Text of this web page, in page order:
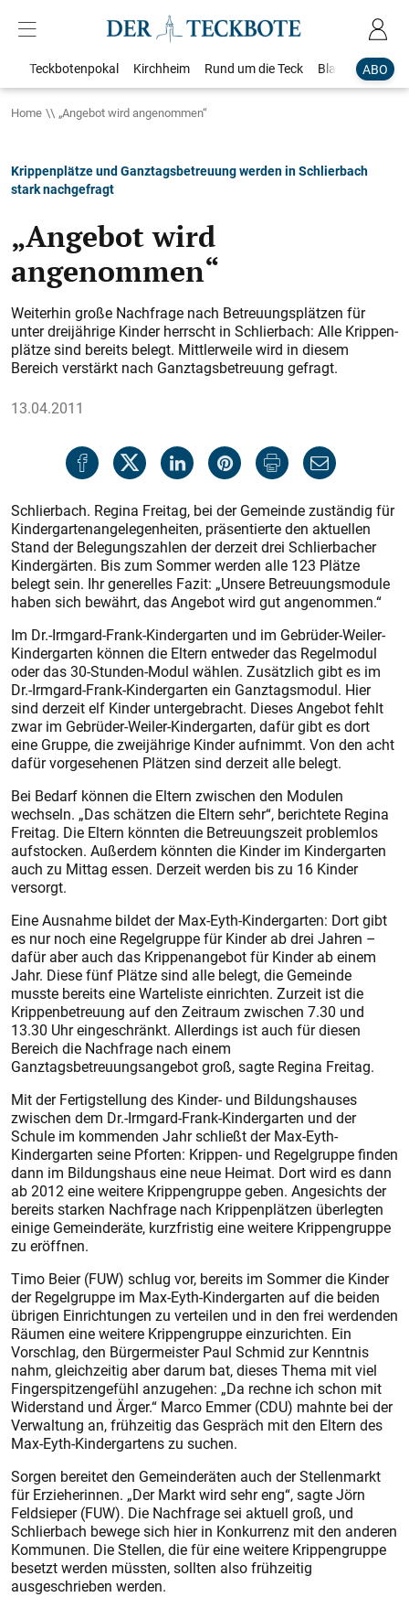
ABO
Teckbotenpokal Kirchheim Rund um die Teck Blaulicht
Home „Angebot wird angenommen“
Krippenplätze und Ganztagsbetreuung werden in Schlierbach
stark nachgefragt
„Angebot wird
angenommen“
Weiterhin große Nachfrage nach Betreuungsplätzen für
unter dreijährige Kinder herrscht in Schlierbach: Alle Krippen­
plätze sind bereits belegt. Mittlerweile wird in diesem
Bereich verstärkt nach Ganztags­betreuung gefragt.
13.04.2011
Schlierbach. Regina Freitag, bei der Gemeinde zuständig für
Kindergartenangelegenheiten, präsentierte den aktuellen
Stand der Belegungszahlen der derzeit drei Schlierbacher
Kindergärten. Bis zum Sommer werden alle 123 Plätze
belegt sein. Ihr generelles Fazit: „Unsere Betreuungsmodule
haben sich bewährt, das Angebot wird gut angenommen.“
Im Dr.-Irmgard-Frank-Kindergarten und im Gebrüder-Weiler-
Kindergarten können die Eltern entweder das Regelmodul
oder das 30-Stunden-Modul wählen. Zusätzlich gibt es im
Dr.-Irmgard-Frank-Kindergarten ein Ganztagsmodul. Hier
sind derzeit elf Kinder untergebracht. Dieses Angebot fehlt
zwar im Gebrüder-Weiler-Kindergarten, dafür gibt es dort
eine Gruppe, die zweijährige Kinder aufnimmt. Von den acht
dafür vorgesehenen Plätzen sind derzeit alle belegt.
Bei Bedarf können die Eltern zwischen den Modulen
wechseln. „Das schätzen die Eltern sehr“, berichtete Regina
Freitag. Die Eltern könnten die Betreuungszeit problemlos
aufstocken. Außerdem könnten die Kinder im Kindergarten
auch zu Mittag essen. Derzeit werden bis zu 16 Kinder
versorgt.
Eine Ausnahme bildet der Max-Eyth-Kindergarten: Dort gibt
es nur noch eine Regelgruppe für Kinder ab drei Jahren –
dafür aber auch das Krippenangebot für Kinder ab einem
Jahr. Diese fünf Plätze sind alle belegt, die Gemeinde
musste bereits eine Warteliste einrichten. Zurzeit ist die
Krippenbetreuung auf den Zeitraum zwischen 7.30 und
13.30 Uhr eingeschränkt. Allerdings ist auch für diesen
Bereich die Nachfrage nach einem
Ganztagsbetreuungsangebot groß, sagte Regina Freitag.
Mit der Fertigstellung des Kinder- und Bildungshauses
zwischen dem Dr.-Irmgard-Frank-Kindergarten und der
Schule im kommenden Jahr schließt der Max-Eyth-
Kindergarten seine Pforten: Krippen- und Regelgruppe finden
dann im Bildungshaus eine neue Heimat. Dort wird es dann
ab 2012 eine weitere Krippengruppe geben. Angesichts der
bereits starken Nachfrage nach Krippenplätzen überlegten
einige Gemeinderäte, kurzfristig eine weitere Krippengruppe
zu eröffnen.
Timo Beier (FUW) schlug vor, bereits im Sommer die Kinder
der Regelgruppe im Max-Eyth-Kindergarten auf die beiden
übrigen Einrichtungen zu verteilen und in den frei werdenden
Räumen eine weitere Krippengruppe einzurichten. Ein
Vorschlag, den Bürgermeister Paul Schmid zur Kenntnis
nahm, gleichzeitig aber darum bat, dieses Thema mit viel
Fingerspitzengefühl anzugehen: „Da rechne ich schon mit
Widerstand und Ärger.“ Marco Emmer (CDU) mahnte bei der
Verwaltung an, frühzeitig das Gespräch mit den Eltern des
Max-Eyth-Kindergartens zu suchen.
Sorgen bereitet den Gemeinderäten auch der Stellenmarkt
für Erzieherinnen. „Der Markt wird sehr eng“, sagte Jörn
Feldsieper (FUW). Die Nachfrage sei aktuell groß, und
Schlierbach bewege sich hier in Konkurrenz mit den anderen
Kommunen. Die Stellen, die für eine weitere Krippengruppe
besetzt werden müssten, sollten also frühzeitig
ausgeschrieben werden.